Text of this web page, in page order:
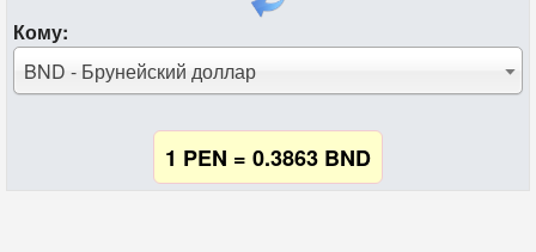
Кому:
BND - Брунейский доллар
1 PEN = 0.3863 BND